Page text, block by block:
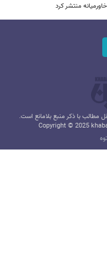
منتشر کرد
با ذکر منبع بلامانع است.
Copyright © 2025